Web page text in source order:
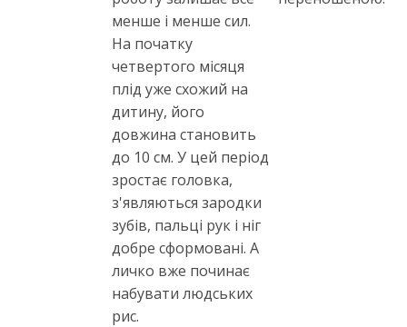
менше і менше сил.
На початку
четвертого місяця
плід уже схожий на
дитину, його
довжина становить
до 10 см. У цей період
зростає головка,
з'являються зародки
зубів, пальці рук і ніг
добре сформовані. А
личко вже починає
набувати людських
рис.